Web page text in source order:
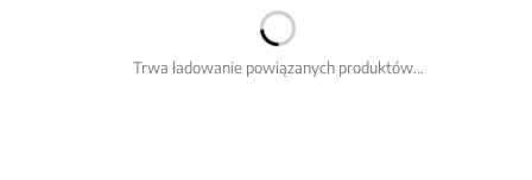
Trwa ładowanie powiązanych produktów...